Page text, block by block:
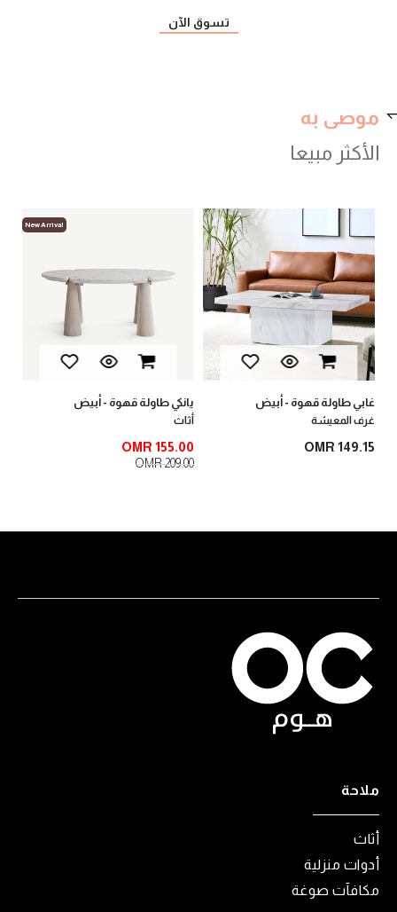
تسوق الآن
موصى به
غابي طاولة قهوة - أبيض
غرف المعيشة
OMR 149.15
New Arrival
يانكي طاولة قهوة - أبيض
أثاث
OMR 155.00
OMR 209.00
الأكثر مبيعا
ملاحة
أثاث
أدوات منزلية
مكافآت صوغة